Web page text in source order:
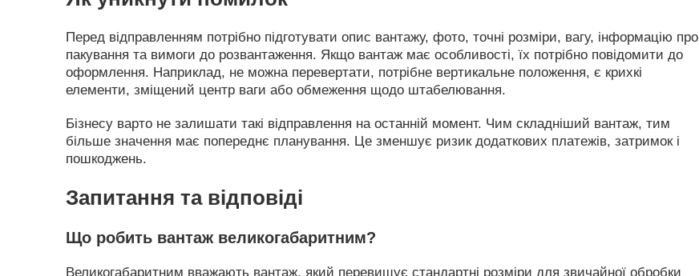
Перед відправленням потрібно підготувати опис вантажу, фото, точні розміри, вагу, інформацію про
пакування та вимоги до розвантаження. Якщо вантаж має особливості, їх потрібно повідомити до
оформлення. Наприклад, не можна перевертати, потрібне вертикальне положення, є крихкі
елементи, зміщений центр ваги або обмеження щодо штабелювання.
Бізнесу варто не залишати такі відправлення на останній момент. Чим складніший вантаж, тим
більше значення має попереднє планування. Це зменшує ризик додаткових платежів, затримок і
пошкоджень.
Запитання та відповіді
Що робить вантаж великогабаритним?
Великогабаритним вважають вантаж, який перевищує стандартні розміри для звичайної обробки